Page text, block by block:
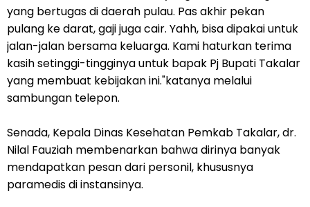
yang bertugas di daerah pulau. Pas akhir pekan
pulang ke darat, gaji juga cair. Yahh, bisa dipakai untuk
jalan-jalan bersama keluarga. Kami haturkan terima
kasih setinggi-tingginya untuk bapak Pj Bupati Takalar
yang membuat kebijakan ini."katanya melalui
sambungan telepon.
Senada, Kepala Dinas Kesehatan Pemkab Takalar, dr.
Nilal Fauziah membenarkan bahwa dirinya banyak
mendapatkan pesan dari personil, khususnya
paramedis di instansinya.